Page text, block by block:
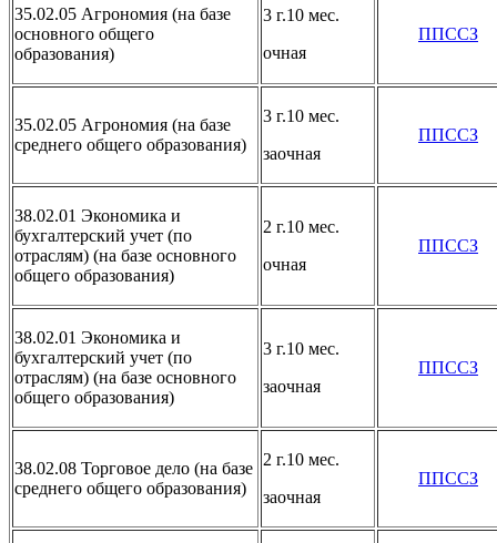
35.02.05 Агрономия (на базе
основного общего
образования)
3 г.10 мес.
очная
ППССЗ
35.02.05 Агрономия (на базе
среднего общего образования)
3 г.10 мес.
заочная
ППССЗ
38.02.01 Экономика и
бухгалтерский учет (по
отраслям) (на базе основного
общего образования)
2 г.10 мес.
очная
ППССЗ
38.02.01 Экономика и
бухгалтерский учет (по
отраслям) (на базе основного
общего образования)
3 г.10 мес.
заочная
ППССЗ
38.02.08 Торговое дело (на базе
среднего общего образования)
2 г.10 мес.
заочная
ППССЗ